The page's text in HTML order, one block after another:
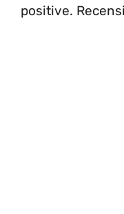
positive.